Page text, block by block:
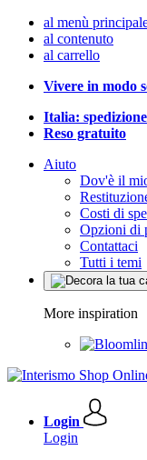
al menù
al contenuto
al carrello
Vivere in modo
Italia:
Reso gratuito
Aiuto
Dov'è il
Costi di
Opzioni di
Contattaci
Tutti i temi
More inspiration
Login
Login